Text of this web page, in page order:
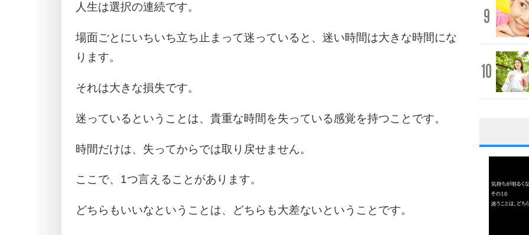
人生は選択の連続です。
場面ごとにいちいち立ち止まって迷っていると、迷い時間は大きな時間にな
ります。
それは大きな損失です。
迷っているということは、貴重な時間を失っている感覚を持つことです。
時間だけは、失ってからでは取り戻せません。
ここで、1つ言えることがあります。
どちらもいいなということは、どちらも大差ないということです。
9
10
1